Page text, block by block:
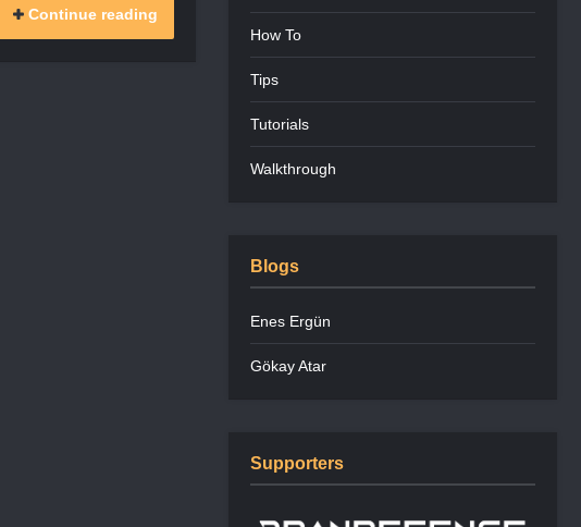
Continue reading
How To
Tips
Tutorials
Walkthrough
Blogs
Enes Ergün
Gökay Atar
Supporters